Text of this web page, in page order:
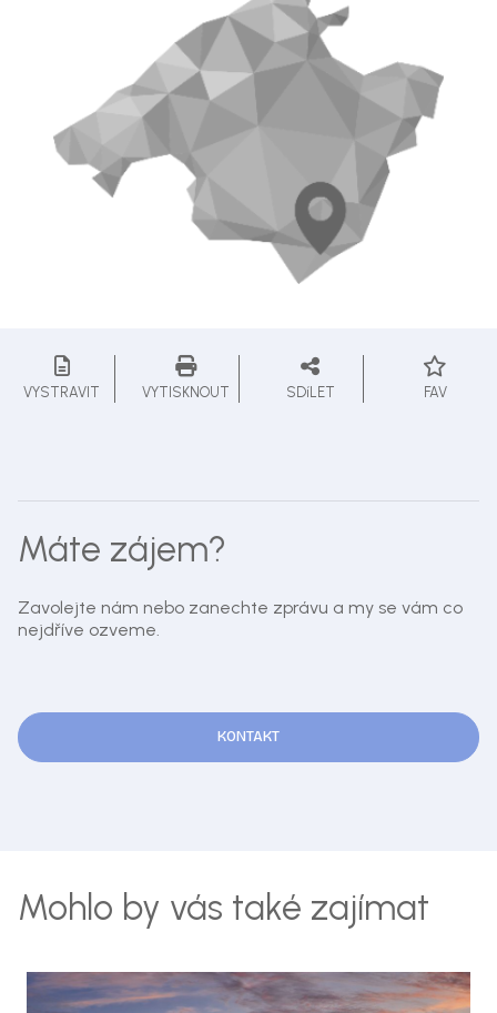
VYSTRAVIT VYTISKNOUT SDíLET FAV
Máte zájem?
Zavolejte nám nebo zanechte zprávu a my se vám co
nejdříve ozveme.
KONTAKT
Mohlo by vás také zajímat